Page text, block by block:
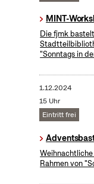
MINT-
Die fjmk
"Sonntags in
1.12.2024
15 Uhr
Eintritt frei
Rahmen von